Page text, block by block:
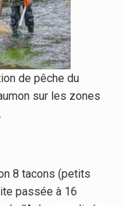
de pêche du
sur les zones
8 tacons (petits
passée à 16